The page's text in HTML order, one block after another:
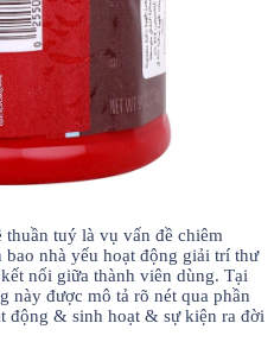
tuý là vụ vấn đề chiêm
nhà yếu hoạt động giải trí thư
nối giữa thành viên dùng. Tại
này được mô tả rõ nét qua phần
động & sinh hoạt & sự kiện ra đời